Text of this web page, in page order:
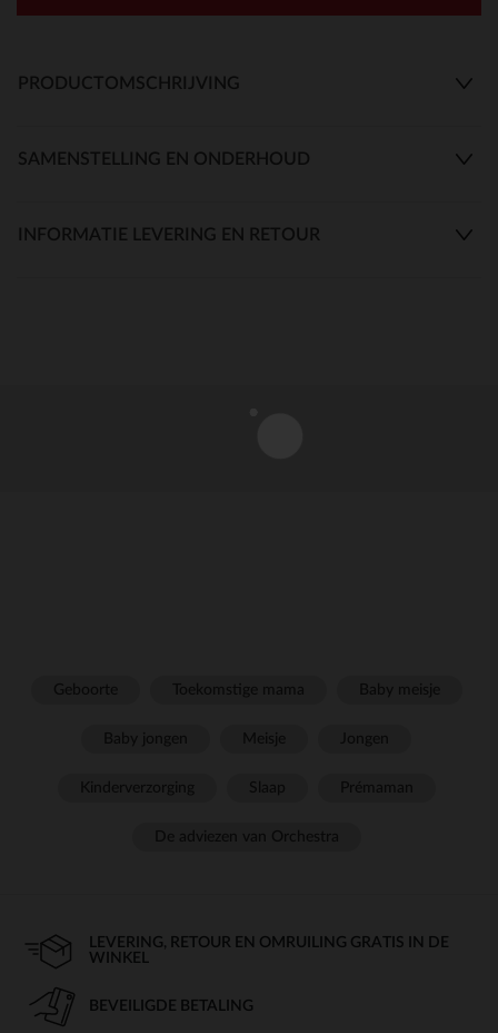
PRODUCTOMSCHRIJVING
SAMENSTELLING EN ONDERHOUD
INFORMATIE LEVERING EN RETOUR
LEVERING, RETOUR EN OMRUILING GRATIS IN DE
WINKEL
BEVEILIGDE BETALING